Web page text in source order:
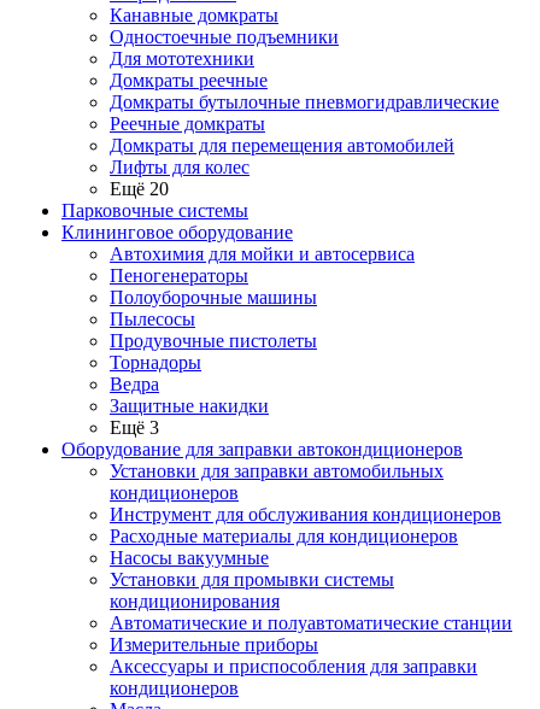
Канавные домкраты
Одностоечные подъемники
Для мототехники
Домкраты реечные
Домкраты бутылочные пневмогидравлические
Реечные домкраты
Домкраты для перемещения автомобилей
Лифты для колес
Ещё 20
Парковочные системы
Клининговое оборудование
Автохимия для мойки и автосервиса
Пеногенераторы
Полоуборочные машины
Пылесосы
Продувочные пистолеты
Торнадоры
Ведра
Защитные накидки
Ещё 3
Оборудование для заправки автокондиционеров
Установки для заправки автомобильных
кондиционеров
Инструмент для обслуживания кондиционеров
Расходные материалы для кондиционеров
Насосы вакуумные
Установки для промывки системы
кондиционирования
Автоматические и полуавтоматические станции
Измерительные приборы
Аксессуары и приспособления для заправки
кондиционеров